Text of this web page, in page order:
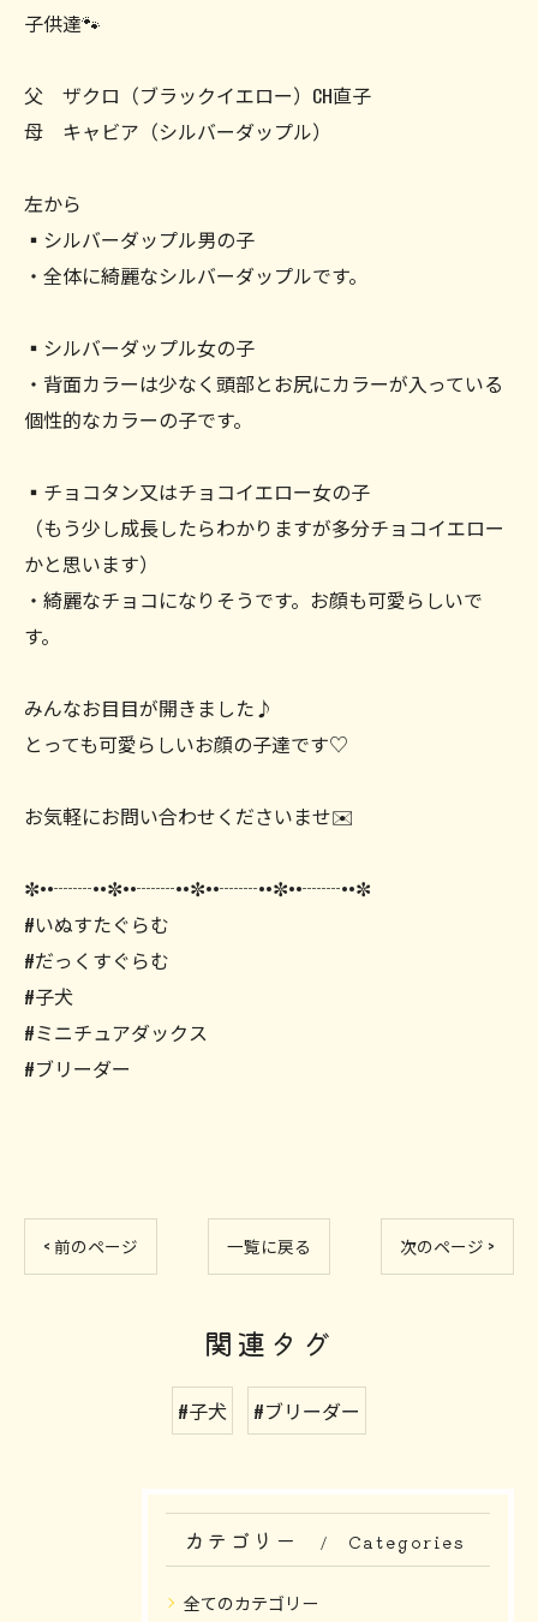
子供達🐾
父 ザクロ（ブラックイエロー）CH直子
母 キャビア（シルバーダップル）
左から
▪️シルバーダップル男の子
・全体に綺麗なシルバーダップルです。
▪️シルバーダップル女の子
・背面カラーは少なく頭部とお尻にカラーが入っている
個性的なカラーの子です。
▪️チョコタン又はチョコイエロー女の子
（もう少し成長したらわかりますが多分チョコイエロー
かと思います）
・綺麗なチョコになりそうです。お顔も可愛らしいで
す。
みんなお目目が開きました♪
とっても可愛らしいお顔の子達です♡
お気軽にお問い合わせくださいませ✉️
✼••┈┈••✼••┈┈••✼••┈┈••✼••┈┈••✼
#いぬすたぐらむ
#だっくすぐらむ
#子犬
#ミニチュアダックス
#ブリーダー
< 前のページ 一覧に戻る 次のページ >
関連タグ
#子犬 #ブリーダー
カテゴリー Categories
全てのカテゴリー